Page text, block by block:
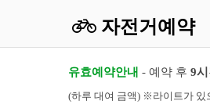
자전거예약
유효예약안내 - 예약 후 9
(하루 대여 금액) ※라이트가 있